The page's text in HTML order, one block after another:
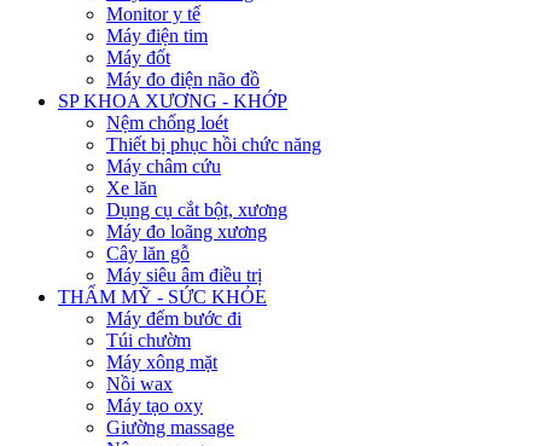
Monitor y tế
Máy điện tim
Máy đốt
Máy đo điện não đồ
SP KHOA XƯƠNG - KHỚP
Nệm chống loét
Thiết bị phục hồi chức năng
Máy châm cứu
Xe lăn
Dụng cụ cắt bột, xương
Máy đo loãng xương
Cây lăn gỗ
Máy siêu âm điều trị
THẨM MỸ - SỨC KHỎE
Máy đếm bước đi
Túi chườm
Máy xông mặt
Nồi wax
Máy tạo oxy
Giường massage